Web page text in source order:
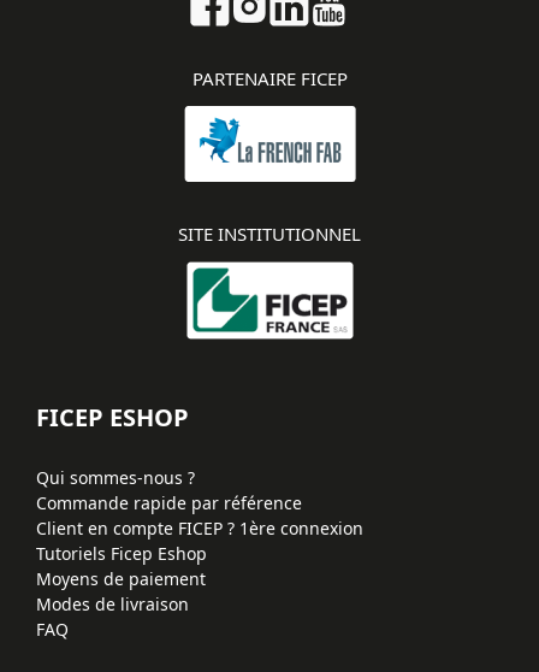
PARTENAIRE FICEP
SITE INSTITUTIONNEL
FICEP ESHOP
Qui sommes-nous ?
Commande rapide par référence
Client en compte FICEP ? 1ère connexion
Tutoriels Ficep Eshop
Moyens de paiement
Modes de livraison
FAQ